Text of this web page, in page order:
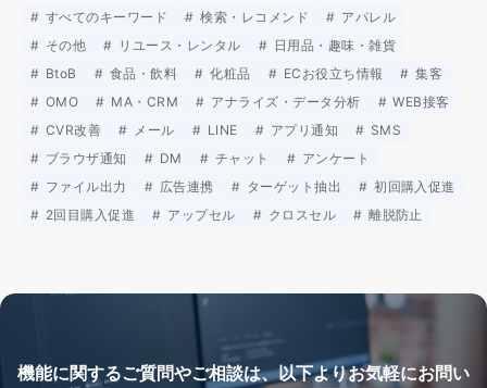
すべてのキーワード 検索・レコメンド
アパレル
その他
リユース・レンタル
日用品・趣味・雑貨
BtoB
食品・飲料 化粧品 ECお役立ち情報
集客
OMO
MA・CRM アナライズ・データ分析
WEB接客
CVR改善
メール LINE アプリ通知
SMS
ブラウザ通知
DM チャット
アンケート
ファイル出力
広告連携 ターゲット抽出
初回購入促進
2回目購入促進
アップセル クロスセル 離脱防止
機能に関するご質問やご相談は、以下よりお気軽にお問い